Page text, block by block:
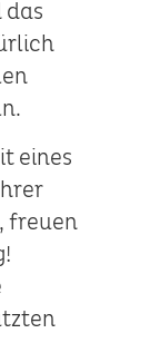
das
eines
freuen